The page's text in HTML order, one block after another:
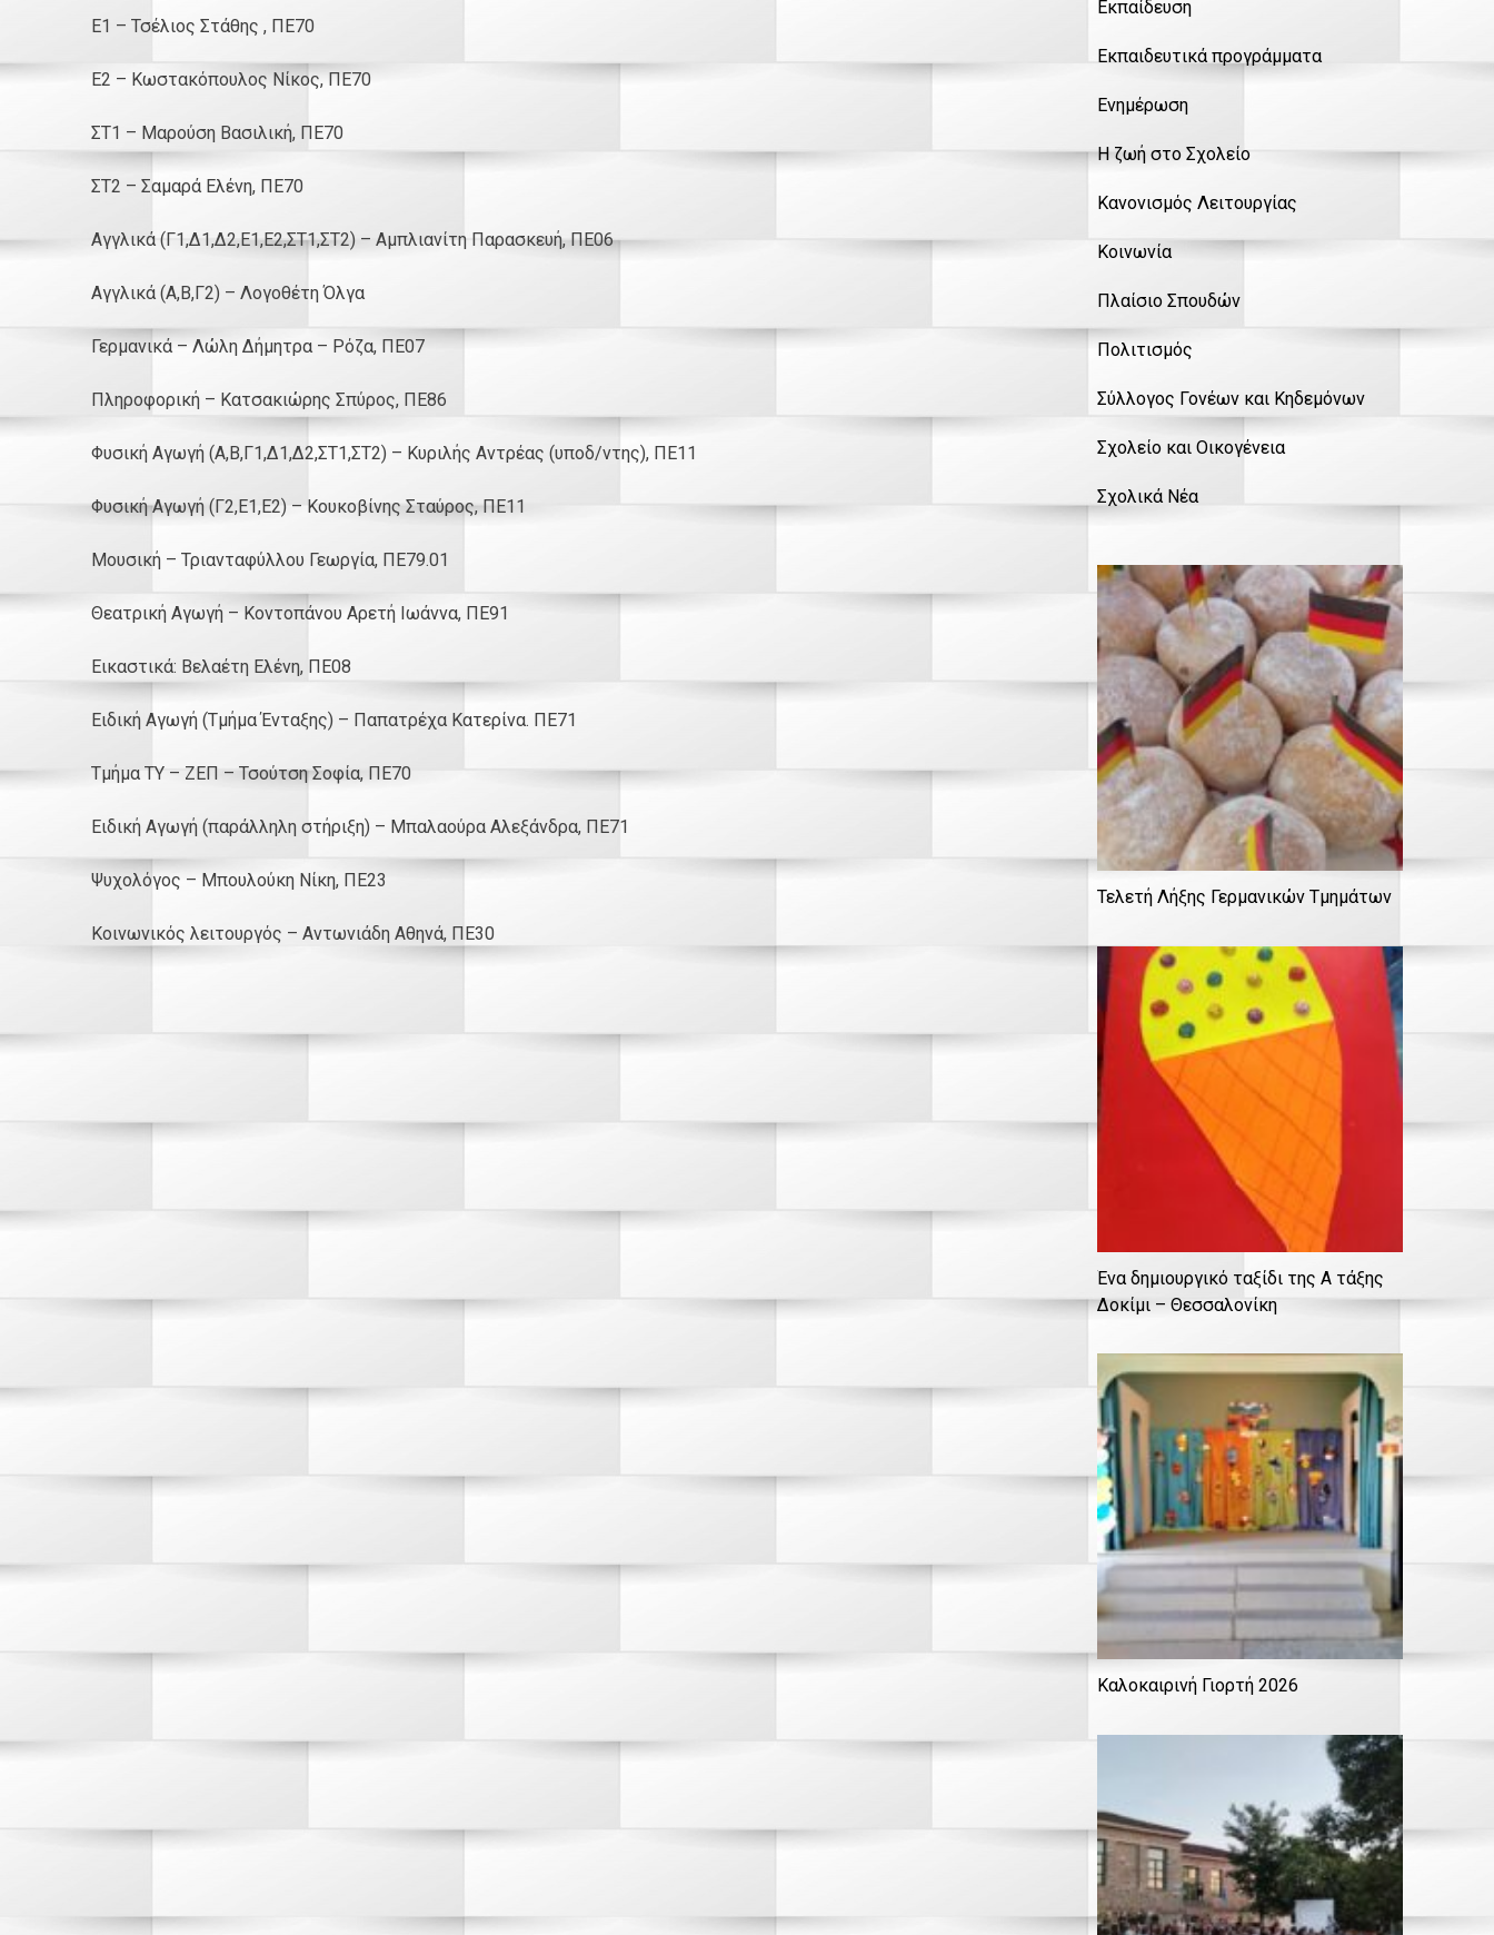
Ε1 – Τσέλιος Στάθης , ΠΕ70
Ε2 – Κωστακόπουλος Νίκος, ΠΕ70
ΣΤ1 – Μαρούση Βασιλική, ΠΕ70
ΣΤ2 – Σαμαρά Ελένη, ΠΕ70
Αγγλικά (Γ1,Δ1,Δ2,Ε1,Ε2,ΣΤ1,ΣΤ2) – Αμπλιανίτη Παρασκευή, ΠΕ06
Αγγλικά (Α,Β,Γ2) – Λογοθέτη Όλγα
Γερμανικά – Λώλη Δήμητρα – Ρόζα, ΠΕ07
Πληροφορική – Κατσακιώρης Σπύρος, ΠΕ86
Φυσική Αγωγή (Α,Β,Γ1,Δ1,Δ2,ΣΤ1,ΣΤ2) – Κυριλής Αντρέας (υποδ/ντης), ΠΕ11
Φυσική Αγωγή (Γ2,Ε1,Ε2) – Κουκοβίνης Σταύρος, ΠΕ11
Μουσική – Τριανταφύλλου Γεωργία, ΠΕ79.01
Θεατρική Αγωγή – Κοντοπάνου Αρετή Ιωάννα, ΠΕ91
Εικαστικά: Βελαέτη Ελένη, ΠΕ08
Ειδική Αγωγή (Τμήμα Ένταξης) – Παπατρέχα Κατερίνα. ΠΕ71
Τμήμα ΤΥ – ΖΕΠ – Τσούτση Σοφία, ΠΕ70
Ειδική Αγωγή (παράλληλη στήριξη) – Μπαλαούρα Αλεξάνδρα, ΠΕ71
Ψυχολόγος – Μπουλούκη Νίκη, ΠΕ23
Κοινωνικός λειτουργός – Αντωνιάδη Αθηνά, ΠΕ30
Εκπαίδευση
Εκπαιδευτικά προγράμματα
Ενημέρωση
Η ζωή στο Σχολείο
Κανονισμός Λειτουργίας
Κοινωνία
Πλαίσιο Σπουδών
Πολιτισμός
Σύλλογος Γονέων και Κηδεμόνων
Σχολείο και Οικογένεια
Σχολικά Νέα
Τελετή Λήξης Γερμανικών Τμημάτων
Ένα δημιουργικό ταξίδι της Α τάξης
Δοκίμι – Θεσσαλονίκη
Καλοκαιρινή Γιορτή 2026